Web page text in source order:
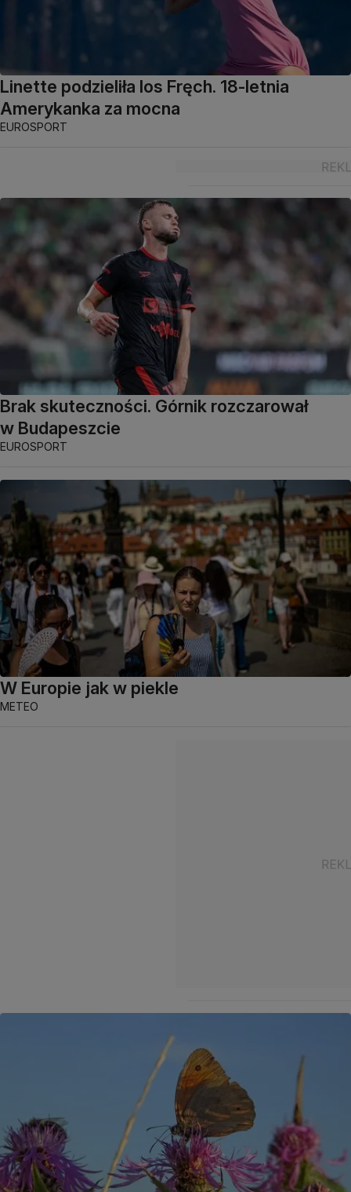
Linette podzieliła los Fręch. 18-letnia
Amerykanka za mocna
EUROSPORT
Brak skuteczności. Górnik rozczarował
w Budapeszcie
EUROSPORT
W Europie jak w piekle
METEO